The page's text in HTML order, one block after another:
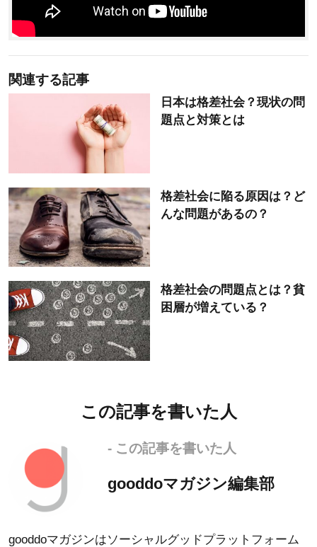
関連する記事
日本は格差社会？現状の問
題点と対策とは
格差社会に陥る原因は？ど
んな問題があるの？
格差社会の問題点とは？貧
困層が増えている？
この記事を書いた人
- この記事を書いた人
gooddoマガジン編集部
gooddoマガジンはソーシャルグッドプラットフォーム